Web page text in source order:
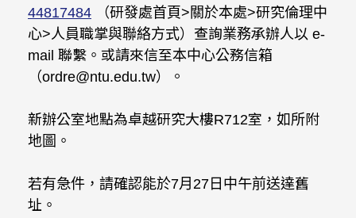
44817484 （研發處首頁>關於本處>研究倫理中
心>人員職掌與聯絡方式）查詢業務承辦人以 e-
mail 聯繫。或請來信至本中心公務信箱
（ordre@ntu.edu.tw）。
新辦公室地點為卓越研究大樓R712室，如所附
地圖。
若有急件，請確認能於7月27日中午前送達舊
址。